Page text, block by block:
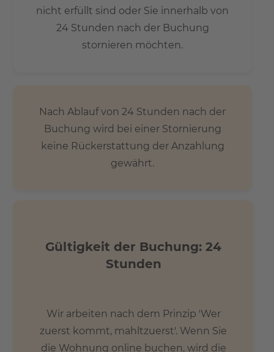
nicht erfüllt sind oder Sie innerhalb von
24 Stunden nach der Buchung
stornieren möchten.
Nach Ablauf von 24 Stunden nach der
Buchung wird bei einer Stornierung
keine Rückerstattung der Anzahlung
gewährt.
Gültigkeit der Buchung: 24
Stunden
Wir arbeiten nach dem Prinzip 'Wer
zuerst kommt, mahltzuerst'. Wenn Sie
die Wohnung online buchen, wird die